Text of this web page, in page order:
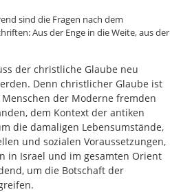
sind die Fragen nach dem
Aus der Enge in die Weite, aus der
der christliche Glaube neu
Denn christlicher Glaube ist
der Moderne fremden
dem Kontext der antiken
die damaligen Lebensumstände,
und sozialen Voraussetzungen,
in Israel und im gesamten Orient
um die Botschaft der